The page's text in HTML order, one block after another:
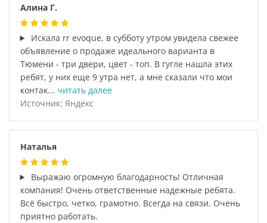
Алина Г.
Искала rr evoque, в субботу утром увидела свежее
объявление о продаже идеального варианта в
Тюмени - три двери, цвет - топ. В гугле нашла этих
ребят, у них еще 9 утра нет, а мне сказали что мои
контак... читать далее
Источник: Яндекс
Наталья
Выражаю огромную благодарность! Отличная
компания! Очень ответственные надежные ребята.
Всё быстро, четко, грамотно. Всегда на связи. Очень
приятно работать.